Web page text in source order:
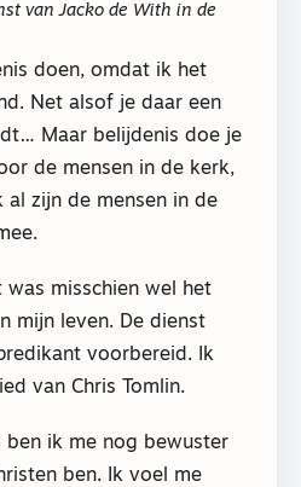
van Jacko de With in de
doen, omdat ik het
Net alsof je daar een
Maar belijdenis doe je
de mensen in de kerk,
al zijn de mensen in de
was misschien wel het
mijn leven. De dienst
voorbereid. Ik
van Chris Tomlin.
ben ik me nog bewuster
ben. Ik voel me